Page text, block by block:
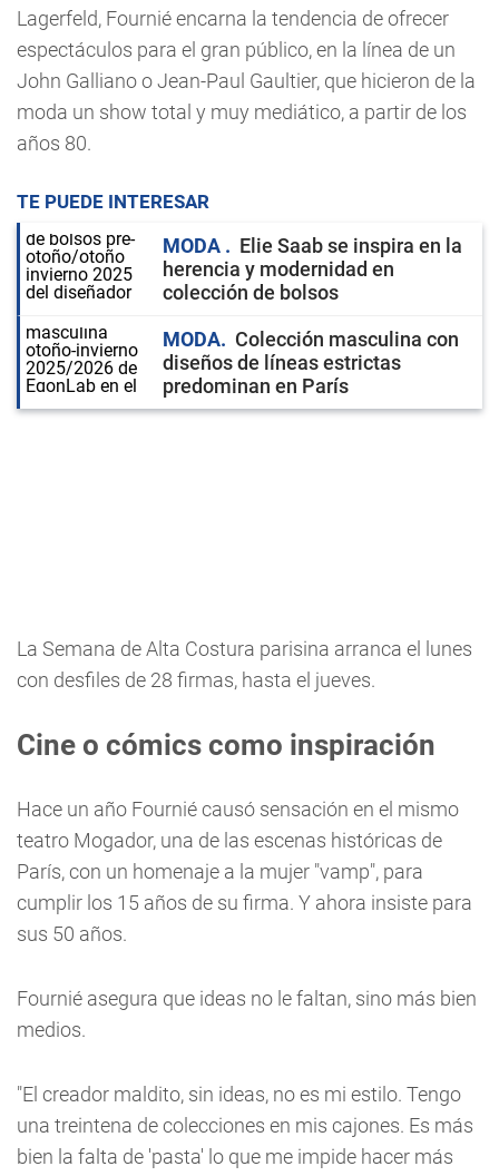
Lagerfeld, Fournié encarna la tendencia de ofrecer
espectáculos para el gran público, en la línea de un
John Galliano o Jean-Paul Gaultier, que hicieron de la
moda un show total y muy mediático, a partir de los
años 80.
TE PUEDE INTERESAR
MODA
Elie Saab se inspira en la
herencia y modernidad en
colección de bolsos
MODA
Colección masculina con
diseños de líneas estrictas
predominan en París
La Semana de Alta Costura parisina arranca el lunes
con desfiles de 28 firmas, hasta el jueves.
Cine o cómics como inspiración
Hace un año Fournié causó sensación en el mismo
teatro Mogador, una de las escenas históricas de
París, con un homenaje a la mujer "vamp", para
cumplir los 15 años de su firma. Y ahora insiste para
sus 50 años.
Fournié asegura que ideas no le faltan, sino más bien
medios.
"El creador maldito, sin ideas, no es mi estilo. Tengo
una treintena de colecciones en mis cajones. Es más
bien la falta de 'pasta' lo que me impide hacer más